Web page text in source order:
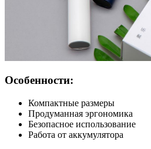
Особенности:
Компактные размеры
Продуманная эргономика
Безопасное использование
Работа от аккумулятора